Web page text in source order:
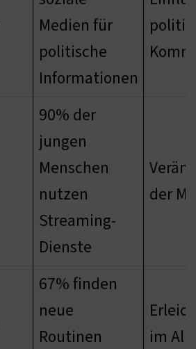
Medien für
politische
Informationen
90% der
jungen
Menschen
nutzen
Streaming-
Dienste
der
67% finden
neue
Routinen
im